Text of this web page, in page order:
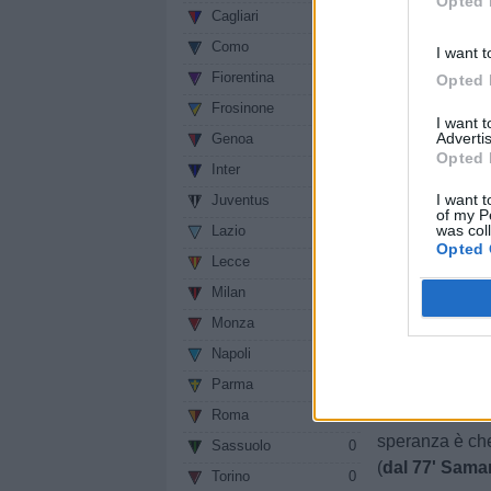
I want
Opted
I want
Opted
I want
of my
was
Opted
Cagliari
Como
Fiorentina
Frosinone
Genoa
Inter
Juventus
Lazio
Lecce
Milan
Monza
Napoli
Parma
Roma
0
Sassuolo
0
Torino
0
in un
stasera, ora
Zalewski 6,5:
glielo
68' Musah 6 :
volta
strappare. I
:
nerazzurro.
speranza è
(dal 77'